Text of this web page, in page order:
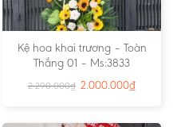
Kệ hoa khai trương – Toàn
Thắng 01 – Ms:3833
2.290.000₫ 2.000.000₫